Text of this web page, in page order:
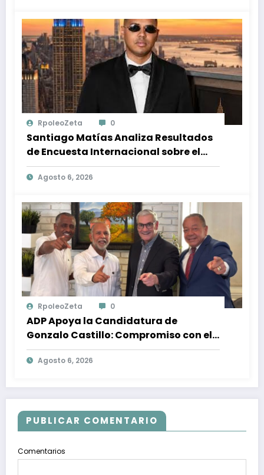
RpoleoZeta 0
Santiago Matías Analiza Resultados
de Encuesta Internacional sobre el
Panorama Político en República
Dominicana: Tendencias y Opiniones
Agosto 6, 2026
RpoleoZeta 0
ADP Apoya la Candidatura de
Gonzalo Castillo: Compromiso con el
Desarrollo Nacional y la Participación
Política
Agosto 6, 2026
PUBLICAR COMENTARIO
Comentarios